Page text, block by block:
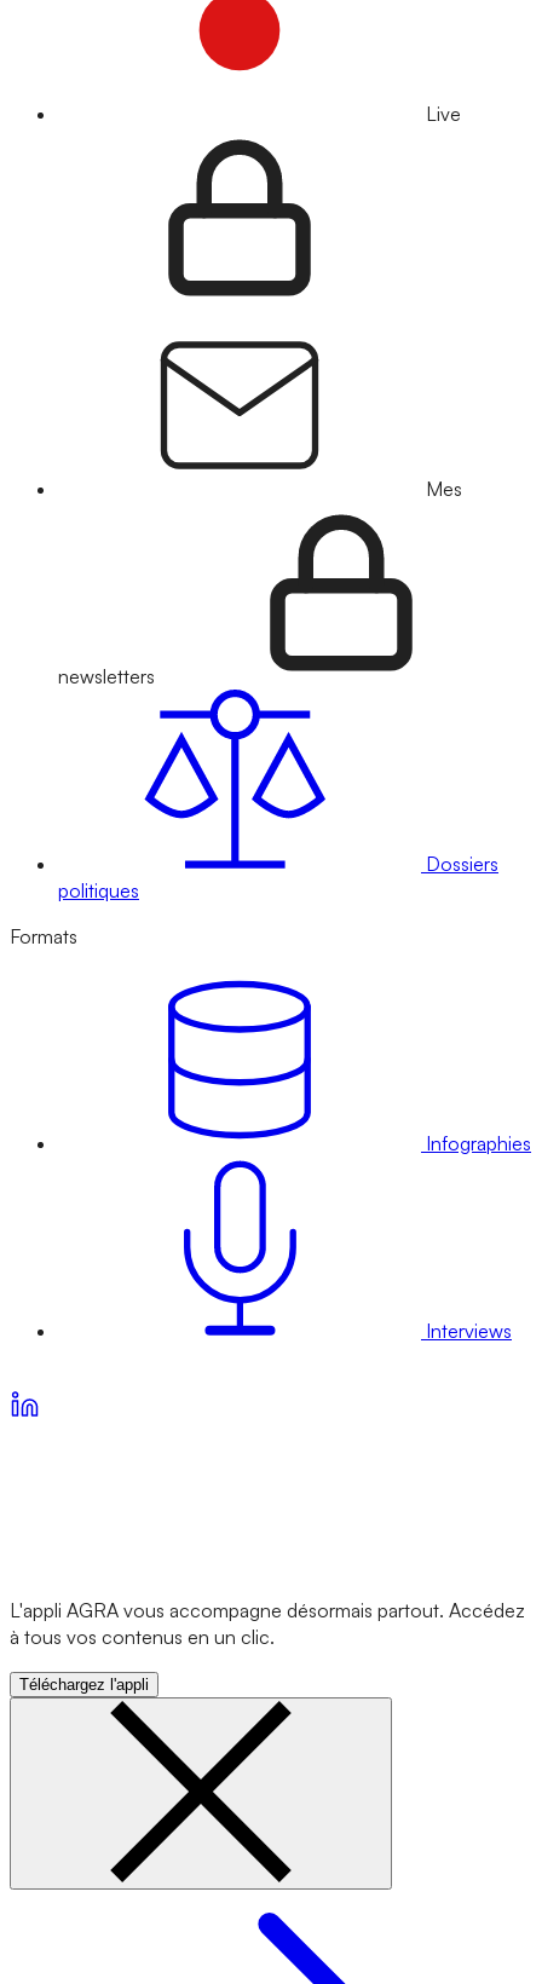
Live
Mes
newsletters
Dossiers
politiques
Formats
Infographies
Interviews
L'appli AGRA vous accompagne désormais partout. Accédez
à tous vos contenus en un clic.
Téléchargez l'appli